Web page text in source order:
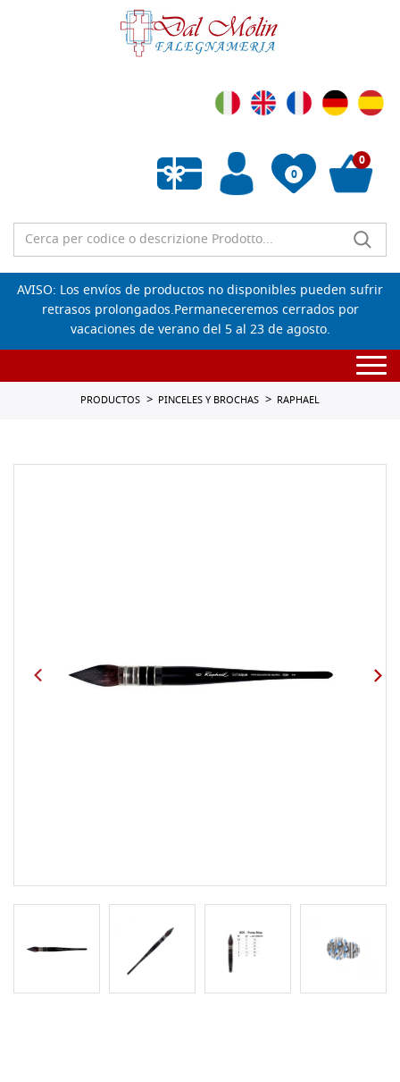
0
Lista de deseos vacía
0
AVISO: Los envíos de productos no disponibles pueden sufrir
retrasos prolongados.Permaneceremos cerrados por
vacaciones de verano del 5 al 23 de agosto.
PRODUCTOS PINCELES Y BROCHAS RAPHAEL